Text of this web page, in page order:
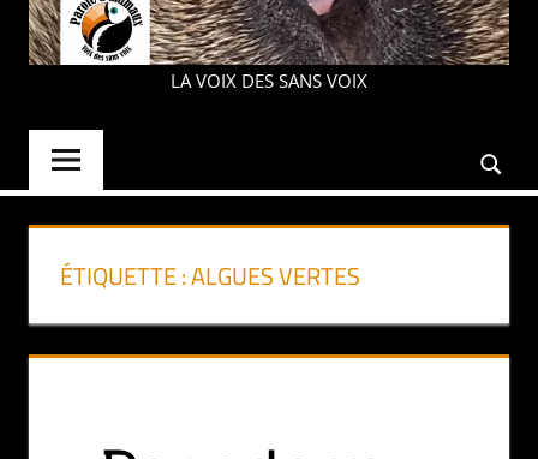
PAROLE
LA VOIX DES SANS VOIX
ÉTIQUETTE :ALGUES VERTES